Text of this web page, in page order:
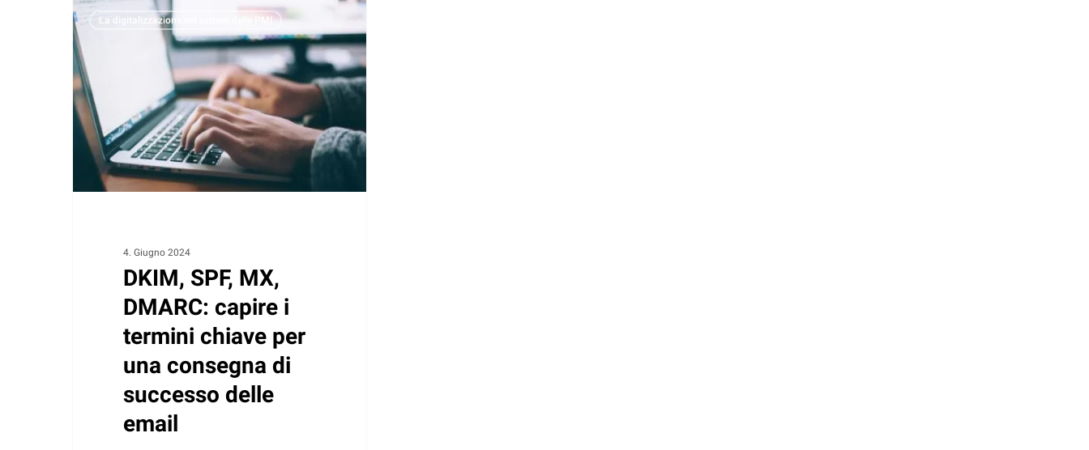
DKIM,
SPF,
MX,
DMARC:
capire
termini
chiave
successo
La digitalizzazione nel settore delle PMI
4. Giugno 2024
DKIM, SPF, MX,
DMARC: capire i
termini chiave per
una consegna di
successo delle
email